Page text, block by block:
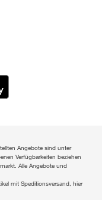
Angebote sind unter
Verfügbarkeiten beziehen
Alle Angebote und
mit Speditionsversand, hier